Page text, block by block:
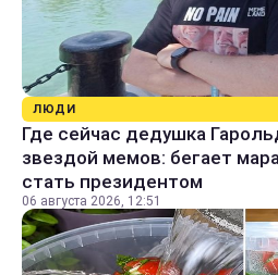
ЛЮДИ
Где сейчас дедушка
звездой мемов: бегает
стать президентом
06 августа 2026, 12:51